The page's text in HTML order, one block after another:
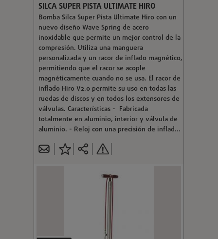
SILCA SUPER PISTA ULTIMATE HIRO
Bomba Silca Super Pista Ultimate Hiro con un
nuevo diseño Wave Spring de acero
inoxidable que permite un mejor control de la
compresión. Utiliza una manguera
personalizada y un racor de inflado magnético,
permitiendo que el racor se acople
magnéticamente cuando no se usa. El racor de
inflado Hiro V2.0 permite su uso en todas las
ruedas de discos y en todos los extensores de
válvulas. Características - Fabricada
totalmente en aluminio, interior y válvula de
aluminio. - Reloj con una precisión de inflad...